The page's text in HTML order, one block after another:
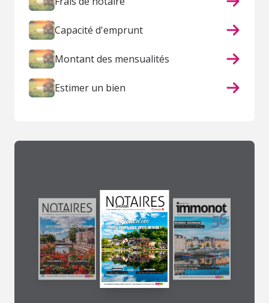
Capacité d'emprunt
Montant des mensualités
Estimer un bien